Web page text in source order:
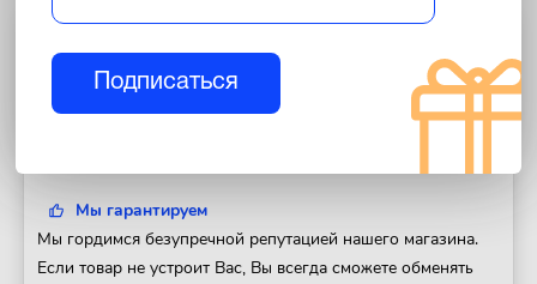
Полезная информация
Мы гарантируем
Мы гордимся безупречной репутацией нашего магазина.
Если товар не устроит Вас, Вы всегда сможете обменять
Подписаться